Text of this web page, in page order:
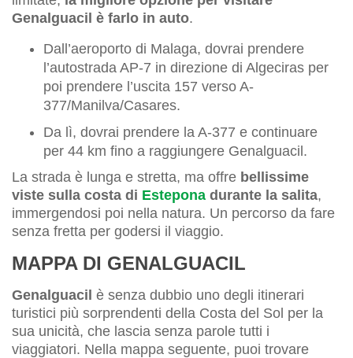
Genalguacil è farlo in auto.
Dall’aeroporto di Malaga, dovrai prendere
l’autostrada AP-7 in direzione di Algeciras per
poi prendere l’uscita 157 verso A-
377/Manilva/Casares.
Da lì, dovrai prendere la A-377 e continuare
per 44 km fino a raggiungere Genalguacil.
La strada è lunga e stretta, ma offre bellissime
viste sulla costa di Estepona durante la salita,
immergendosi poi nella natura. Un percorso da fare
senza fretta per godersi il viaggio.
MAPPA DI GENALGUACIL
Genalguacil è senza dubbio uno degli itinerari
turistici più sorprendenti della Costa del Sol per la
sua unicità, che lascia senza parole tutti i
viaggiatori. Nella mappa seguente, puoi trovare